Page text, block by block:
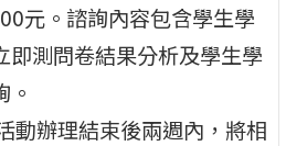
元。諮詢內容包含學生學
即測問卷結果分析及學生學
。
動辦理結束後兩週內，將相